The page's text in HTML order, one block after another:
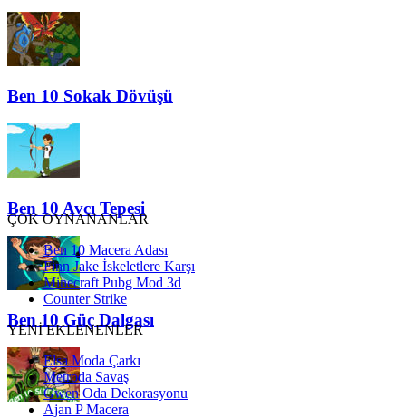
Ben 10 Sokak Dövüşü
Ben 10 Avcı Tepesi
Ben 10 Güç Dalgası
ÇOK OYNANANLAR
Ben 10 Macera Adası
Finn Jake İskeletlere Karşı
Minecraft Pubg Mod 3d
Counter Strike
YENİ EKLENENLER
Elsa Moda Çarkı
Metroda Savaş
Gwen Oda Dekorasyonu
Ajan P Macera